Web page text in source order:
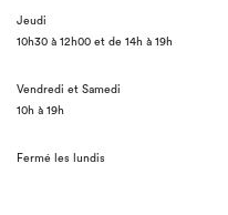
Jeudi
10h30 à 12h00 et de 14h à 19h
Vendredi et Samedi
10h à 19h
Fermé les lundis